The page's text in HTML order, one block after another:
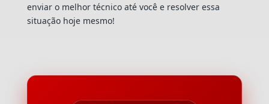
enviar o melhor técnico até você e resolver essa
situação hoje mesmo!